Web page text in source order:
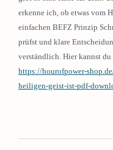
erkenne ich, ob etwas vom
einfachen BEFZ Prinzip
prüfst und klare
verständlich. Hier kannst
https://hourofpower-
heiligen-geist-ist-pdf-